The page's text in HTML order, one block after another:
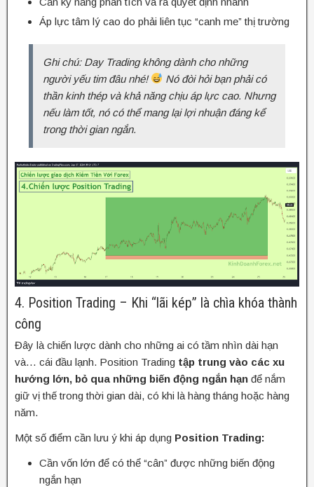
Áp lực tâm lý cao do phải liên tục “canh me” thị trường
Ghi chú: Day Trading không dành cho những
người yếu tim đâu nhé!
Nó đòi hỏi bạn phải có
thần kinh thép và khả năng chịu áp lực cao. Nhưng
nếu làm tốt, nó có thể mang lại lợi nhuận đáng kể
trong thời gian ngắn.
4. Position Trading – Khi “lãi kép” là chìa khóa thành
công
Đây là chiến lược dành cho những ai có tầm nhìn dài hạn
và… cái đầu lạnh. Position Trading tập trung vào các xu
hướng lớn, bỏ qua những biến động ngắn hạn để nắm
giữ vị thế trong thời gian dài, có khi là hàng tháng hoặc hàng
năm.
Một số điểm cần lưu ý khi áp dụng Position Trading:
Cần vốn lớn để có thể “cân” được những biến động
ngắn hạn